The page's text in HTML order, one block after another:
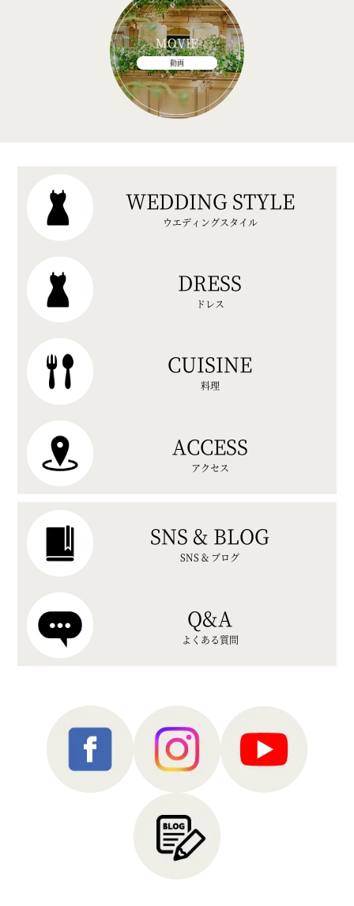
MOVIE
動画
WEDDING STYLE
ウエディングスタイル
DRESS
ドレス
CUISINE
料理
ACCESS
アクセス
SNS & BLOG
SNS & ブログ
Q&A
よくある質問